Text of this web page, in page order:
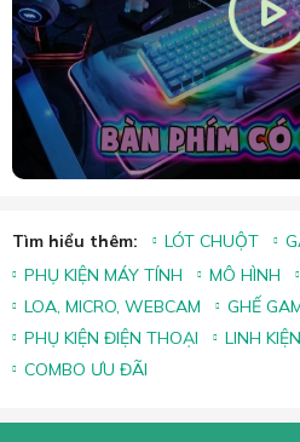
Tìm hiểu thêm: LÓT CHUỘT
PHỤ KIỆN MÁY TÍNH
MÔ HÌNH
LOA, MICRO, WEBCAM
GHẾ
PHỤ KIỆN ĐIỆN THOẠI
LINH
COMBO ƯU ĐÃI